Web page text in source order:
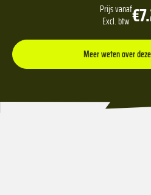
Prijs vanaf
Excl. btw
Meer weten over